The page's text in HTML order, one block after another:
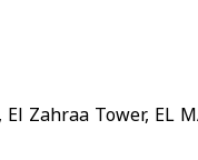
Zahraa Tower, EL